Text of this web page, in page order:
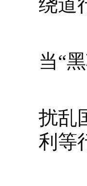
绕道
（
当“
（
扰乱
利等
（